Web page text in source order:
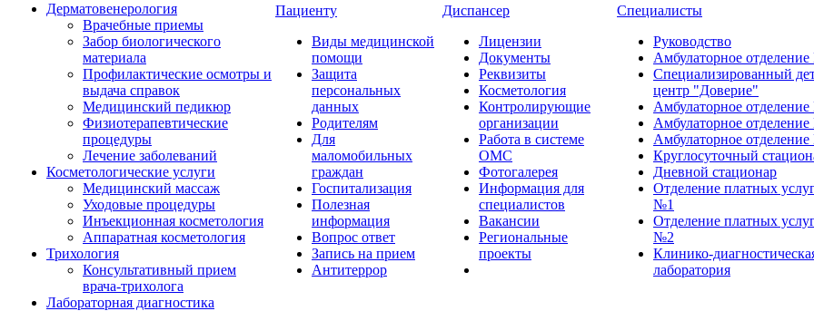
Дерматовенерология
Врачебные приемы
Забор биологического
материала
Профилактические осмотры и
выдача справок
Медицинский педикюр
Физиотерапевтические
процедуры
Лечение заболеваний
Косметологические услуги
Медицинский массаж
Уходовые процедуры
Инъекционная косметология
Аппаратная косметология
Трихология
Консультативный прием
врача-трихолога
Лабораторная диагностика
Пациенту
Виды медицинской
помощи
Защита
персональных
данных
Родителям
Для
маломобильных
граждан
Госпитализация
Полезная
информация
Вопрос ответ
Запись на прием
Антитеррор
Диспансер
Лицензии
Документы
Реквизиты
Косметология
Контролирующие
организации
Работа в системе
ОМС
Фотогалерея
Информация для
специалистов
Вакансии
Региональные
проекты
Специалисты
Руководство
Амбулаторное
Специализированный
центр "Доверие"
Амбулаторное
Амбулаторное
Амбулаторное
Круглосуточный
Дневной стационар
Отделение платных
№1
Отделение платных
№2
Клинико-
лаборатория